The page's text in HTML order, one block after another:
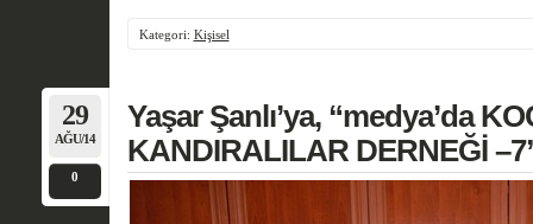
Kategori: Kişisel
29
AĞU/14
0
Yaşar Şanlı’ya, “medya’da
KANDIRALILAR DERNEĞİ